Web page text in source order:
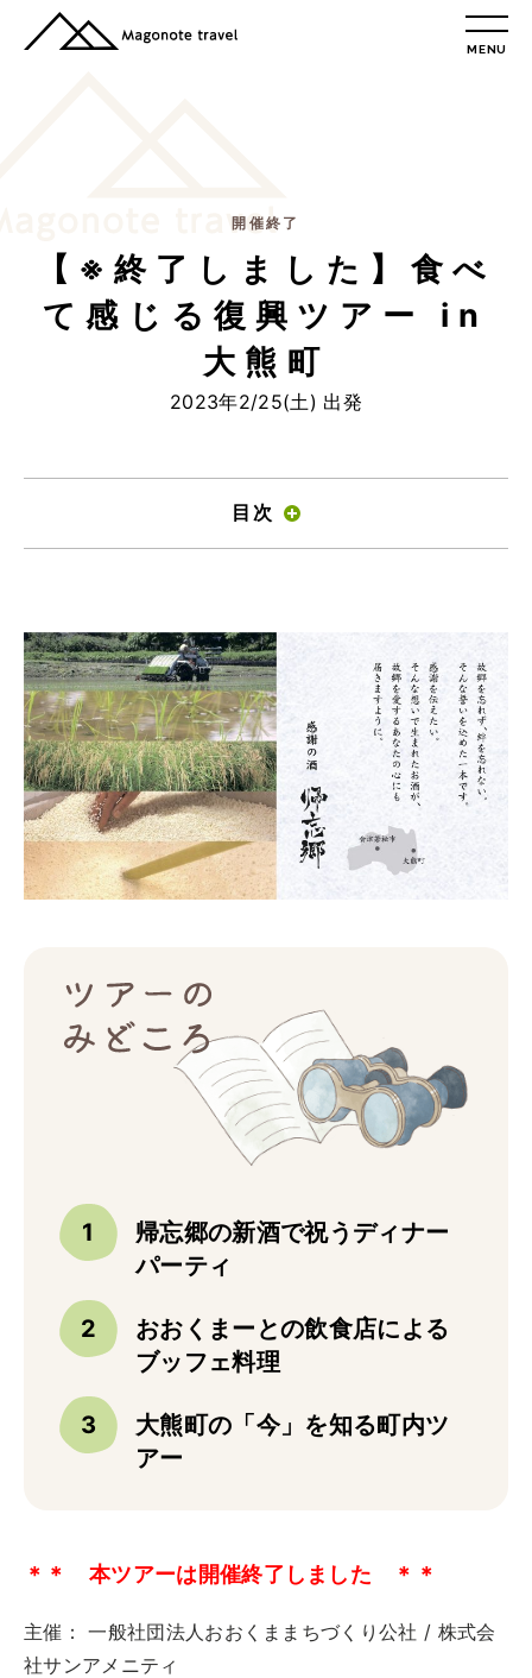
MENU
最新情報
総合お問合せ
ツアー一覧
FOOD CAMP
フードキャンプ
トップ
ツアー一覧
参加の流れ
メール会員登録
ベストテーブル
CATERING
トップ
ご注文
お問合せ
トップ
お問合せ
開催終了
【※終了しました】食べ
て感じる復興ツアー in
大熊町
2023年2/25(土) 出発
目次
帰忘郷の新酒で祝うディナー
パーティ
おおくまーとの飲食店による
ブッフェ料理
大熊町の「今」を知る町内ツ
アー
＊＊ 本ツアーは開催終了しました ＊＊
主催： 一般社団法人おおくままちづくり公社 / 株式会
社サンアメニティ